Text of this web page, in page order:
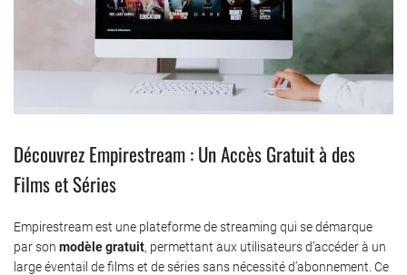
Découvrez Empirestream : Un Accès Gratuit à des
Films et Séries
Empirestream est une plateforme de streaming qui se démarque
par son modèle gratuit, permettant aux utilisateurs d’accéder à un
large éventail de films et de séries sans nécessité d’abonnement. Ce